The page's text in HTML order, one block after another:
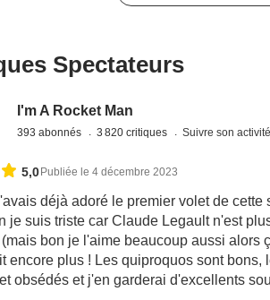
Spectateurs
I'm A Rocket Man
393 abonnés 3 820 critiques Suivre son activité
5,0 Publiée le 4 décembre 2023
déjà adoré le premier volet de
je suis triste car Claude Legault n'est
bon je l'aime beaucoup aussi alors
encore plus ! Les quiproquos sont bons,
obsédés et j'en garderai d'excellents